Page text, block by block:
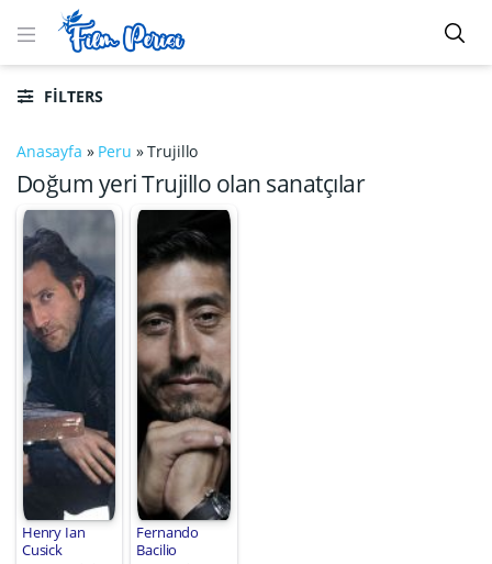
FILTERS
Anasayfa » Peru »Trujillo
Doğum yeri Trujillo olan sanatçılar
Henry Ian
Cusick
Fernando
Bacilio